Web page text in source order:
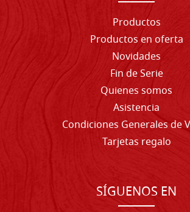
Productos
Productos en oferta
Novidades
Fin de Serie
Quienes somos
Asistencia
Condiciones Generales de
Tarjetas regalo
SÍGUENOS EN